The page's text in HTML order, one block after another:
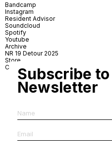
Bandcamp
Instagram
Resident Advisor
Soundcloud
Spotify
Youtube
Archive
NR 19 Detour 2025
Store
ContactSubscribe
Newsletter